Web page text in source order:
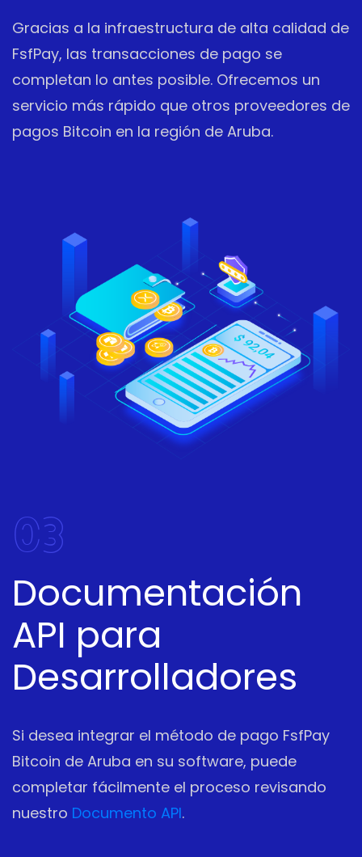
Gracias a la infraestructura de alta calidad de
FsfPay, las transacciones de pago se
completan lo antes posible. Ofrecemos un
servicio más rápido que otros proveedores de
pagos Bitcoin en la región de Aruba.
03
Documentación
API para
Desarrolladores
Si desea integrar el método de pago FsfPay
Bitcoin de Aruba en su software, puede
completar fácilmente el proceso revisando
nuestro Documento API.